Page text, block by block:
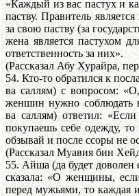
«Каждый из вас пастух и
паству. Правитель
за свою паству (за
жена является пастухом
ответственность за них».
(Рассказал Абу Хурайра,
54. Кто-то обратился к
ва саллям) с вопросом:
женшин нужно соблюдать
ва саллям) ответил:
покупаешь себе одежду,
обзывай и после ссоры не
(Рассказал Муавия бин
55. Айша (да будет
сказала: «О женщины,
перед мужьями, то каждая